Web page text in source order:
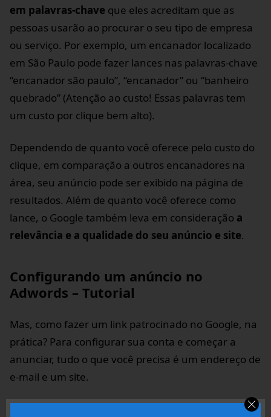
em palavras-chave que eles acreditam que as
pessoas usarão ao procurar o seu tipo de empresa
ou serviço. Por exemplo, um encanador localizado
em São Paulo pode fazer lances nas palavras-chave
“encanador são paulo”, “encanador” ou “banheiro
quebrado” (Atenção ao custo! Essas palavras tem
um custo por clique bem alto).
Dependendo de quanto você oferece pelo custo do
clique, em comparação a outros encanadores na
área, seu anúncio pode ser exibido na página de
resultados. Além de quanto você oferece como
lance, o Google também leva em consideração a
relevância e a qualidade do seu anúncio e site.
Configurando um anúncio no
Adwords – Tutorial
Mas, como fazer um link patrocinado no Google, na
prática? Para configurar sua conta e começar a
anunciar, tudo o que você precisa é um endereço de
e-mail e um site.